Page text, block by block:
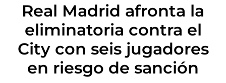
Real Madrid afronta la
eliminatoria contra el
City con seis jugadores
en riesgo de sanción